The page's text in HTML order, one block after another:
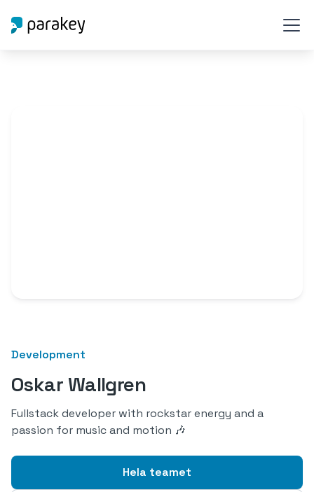
Development
Oskar Wallgren
Fullstack developer with rockstar energy and a
passion for music and motion 🎶
Hela teamet